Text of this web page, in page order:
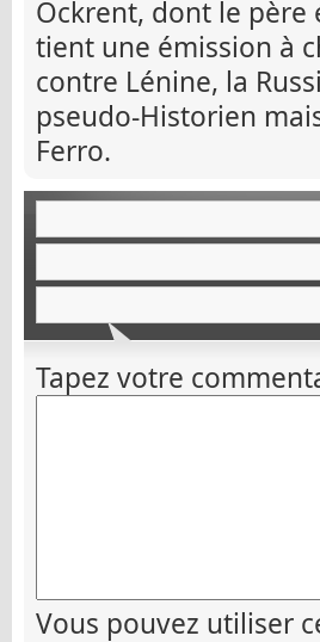
Ockrent, dont le père
tient une émission à
contre Lénine, la
pseudo-Historien
Ferro.
Tapez votre
Vous pouvez utiliser